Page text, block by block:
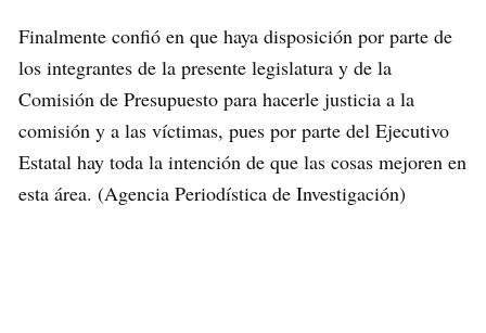
Finalmente confió en que haya disposición por parte de
los integrantes de la presente legislatura y de la
Comisión de Presupuesto para hacerle justicia a la
comisión y a las víctimas, pues por parte del Ejecutivo
Estatal hay toda la intención de que las cosas mejoren en
esta área. (Agencia Periodística de Investigación)